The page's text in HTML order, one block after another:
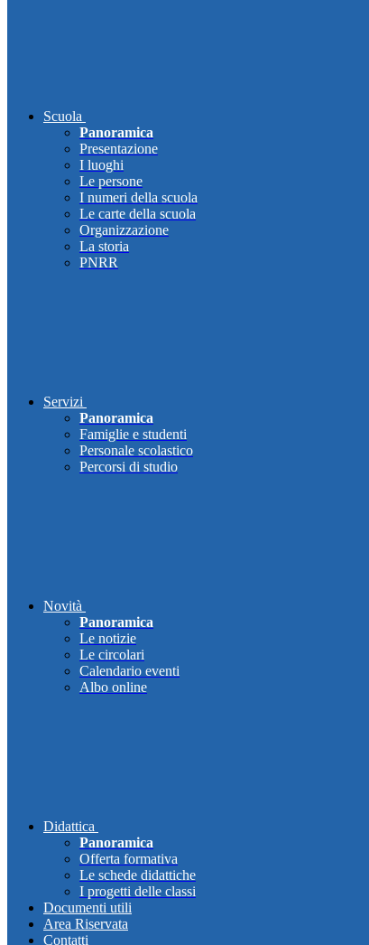
Scuola
Panoramica
Presentazione
I luoghi
Le persone
I numeri della scuola
Le carte della scuola
Organizzazione
La storia
PNRR
Servizi
Panoramica
Famiglie e studenti
Personale scolastico
Percorsi di studio
Novità
Panoramica
Le notizie
Le circolari
Calendario eventi
Albo online
Didattica
Panoramica
Offerta formativa
Le schede didattiche
I progetti delle classi
Documenti utili
Area Riservata
Contatti